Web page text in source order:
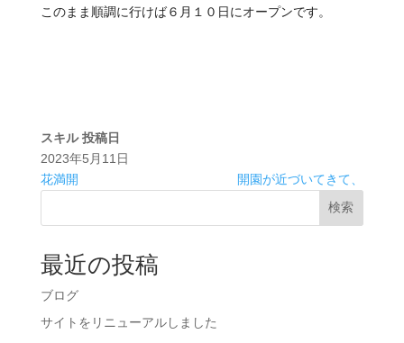
このまま順調に行けば６月１０日にオープンです。
スキル 投稿日
2023年5月11日
花満開
開園が近づいてきて、
検索
最近の投稿
ブログ
サイトをリニューアルしました